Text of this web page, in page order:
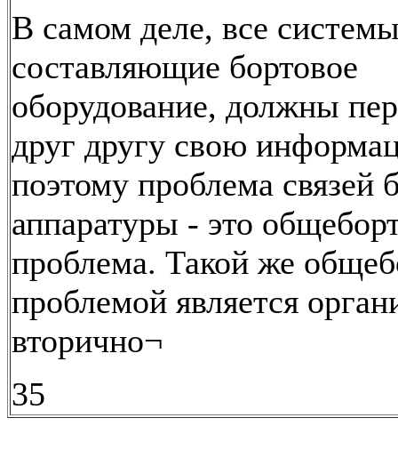
В самом деле, все
составляющие бортовое
оборудование, должны
друг другу свою
поэтому проблема связей
аппаратуры - это
проблема. Такой же
проблемой является
вторично¬
35